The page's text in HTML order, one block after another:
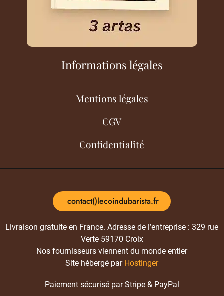
Informations légales
Mentions légales
CGV
Confidentialité
contact()lecoindubarista.fr
Livraison gratuite en France. Adresse de l’entreprise : 329 rue
Verte 59170 Croix
Nos fournisseurs viennent du monde entier
Site hébergé par Hostinger
Paiement sécurisé par Stripe & PayPal